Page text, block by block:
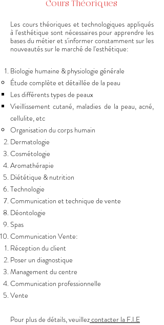
Les cours théoriques et technologiques appliqués
à l'esthétique sont nécessaires pour apprendre les
bases du métier et s'informer constamment sur les
nouveautés sur le marché de l'esthétique:
Biologie humaine & physiologie générale
Étude complète et détaillée de la peau ​​
​Les différents types de peaux
Vieillissement cutané, maladies de la peau, acné,
cellulite, etc
Organisation du corps humain
Dermatologie​
Cosmétologie
Aromathérapie
Diététique & nutrition
Technologie
Communication et technique de vente
Déontologie
Spas
Communication Vente:
Réception du client
Poser un diagnostique
Management du centre
Communication professionnelle
Vente
Pour plus de détails, veuillezcontacter la F.I.E
Cours Théoriques